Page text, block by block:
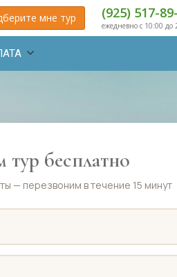
мне тур (925) 517-
ежедневно с 10:00 до
бесплатно
— перезвоним в течение 15 минут